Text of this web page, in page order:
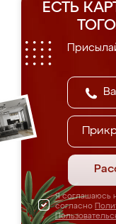
ЕСТЬ
Я соглашаюсь
согласно